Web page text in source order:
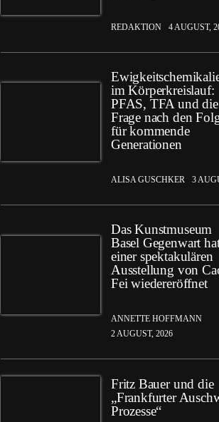
REDAKTION 4 AUGUST,
im Körperkreislauf:
PFAS, TFA und die
Frage nach den
für kommende
Generationen
ALISA GUSCHKER 3
Das Kunstmuseum
Basel Gegenwart
einer spektakulären
Ausstellung von
Fei wiedereröffnet
ANNETTE HOFFMANN
2 AUGUST, 2026
Fritz Bauer und die
„Frankfurter
Prozesse“